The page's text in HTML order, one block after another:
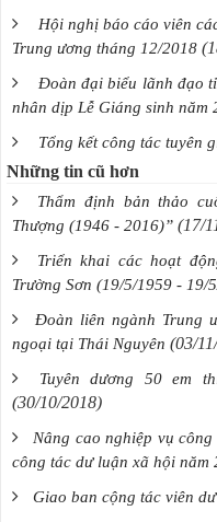
Hội nghị báo cáo viên
Trung ương tháng 12/2018
Đoàn đại biểu lãnh đạo
nhân dịp Lễ Giáng sinh năm
Tổng kết công tác tuyên
Những tin cũ hơn
Thẩm định bản thảo
Thượng (1946 - 2016)” (17/
Triển khai các hoạt
Trường Sơn (19/5/1959 - 19/
Đoàn liên ngành Trung
ngoại tại Thái Nguyên (03/
Tuyên dương 50 em
(30/10/2018)
Nâng cao nghiệp vụ
công tác dư luận xã hội năm
Giao ban cộng tác viên